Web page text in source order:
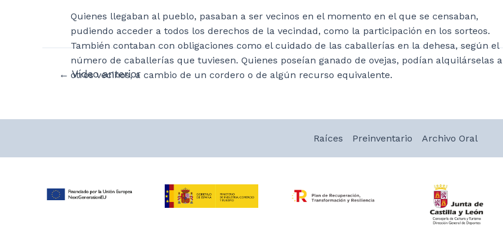
Quienes llegaban al pueblo, pasaban a ser vecinos en el momento en el que se censaban,
pudiendo acceder a todos los derechos de la vecindad, como la participación en los sorteos.
También contaban con obligaciones como el cuidado de las caballerías en la dehesa, según el
número de caballerías que tuviesen. Quienes poseían ganado de ovejas, podían alquilárselas a
otros vecinos, a cambio de un cordero o de algún recurso equivalente.
Navegación
← Vídeo anterior
Raíces Preinventario Archivo Oral